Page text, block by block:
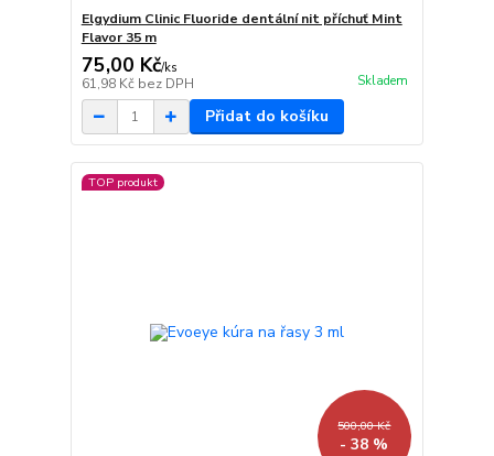
Elgydium Clinic Fluoride dentální nit příchuť Mint
Flavor 35 m
75,00 Kč/ks
61,98 Kč bez DPH Skladem
Přidat do košíku
TOP produkt
500,00 Kč
- 38 %